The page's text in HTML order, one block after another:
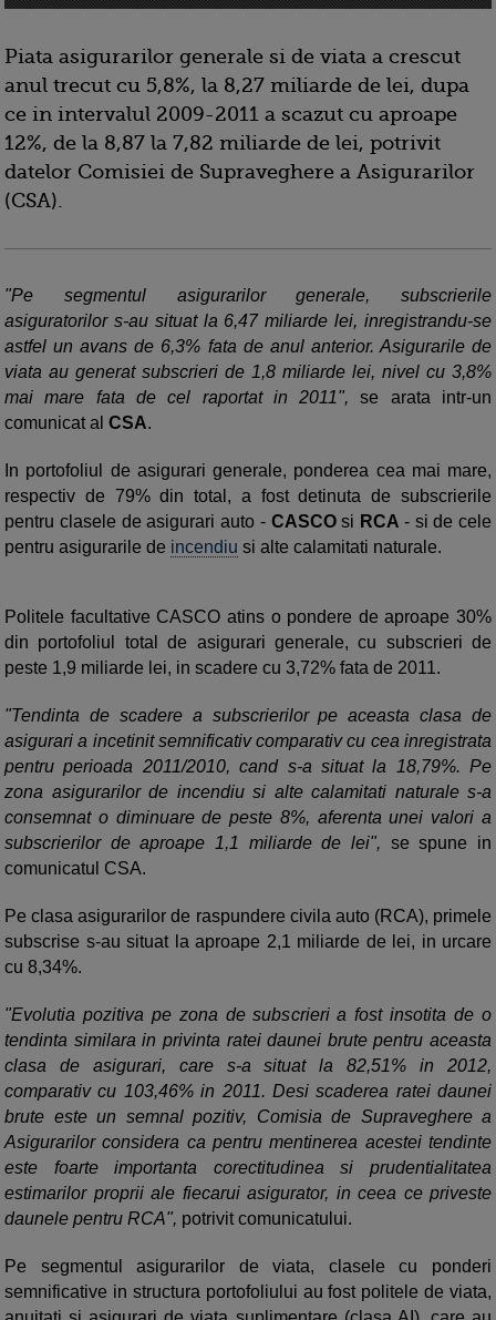
Piata asigurarilor generale si de viata a crescut
anul trecut cu 5,8%, la 8,27 miliarde de lei, dupa
ce in intervalul 2009-2011 a scazut cu aproape
12%, de la 8,87 la 7,82 miliarde de lei, potrivit
datelor Comisiei de Supraveghere a Asigurarilor
(CSA).
"Pe segmentul asigurarilor generale, subscrierile
asiguratorilor s-au situat la 6,47 miliarde lei, inregistrandu-se
astfel un avans de 6,3% fata de anul anterior. Asigurarile de
viata au generat subscrieri de 1,8 miliarde lei, nivel cu 3,8%
mai mare fata de cel raportat in 2011",se arata intr-un
comunicat al CSA.
In portofoliul de asigurari generale, ponderea cea mai mare,
respectiv de 79% din total, a fost detinuta de subscrierile
pentru clasele de asigurari auto - CASCOsi RCA - si de cele
pentru asigurarile de incendiu si alte calamitati naturale.
Politele facultative CASCO atins o pondere de aproape 30%
din portofoliul total de asigurari generale, cu subscrieri de
peste 1,9 miliarde lei, in scadere cu 3,72% fata de 2011.
"Tendinta de scadere a subscrierilor pe aceasta clasa de
asigurari a incetinit semnificativ comparativ cu cea inregistrata
pentru perioada 2011/2010, cand s-a situat la 18,79%. Pe
zona asigurarilor de incendiu si alte calamitati naturale s-a
consemnat o diminuare de peste 8%, aferenta unei valori a
subscrierilor de aproape 1,1 miliarde de lei", se spune in
comunicatul CSA.
Pe clasa asigurarilor de raspundere civila auto (RCA), primele
subscrise s-au situat la aproape 2,1 miliarde de lei, in urcare
cu 8,34%.
"Evolutia pozitiva pe zona de subscrieri a fost insotita de o
tendinta similara in privinta ratei daunei brute pentru aceasta
clasa de asigurari, care s-a situat la 82,51% in 2012,
comparativ cu 103,46% in 2011. Desi scaderea ratei daunei
brute este un semnal pozitiv, Comisia de Supraveghere a
Asigurarilor considera ca pentru mentinerea acestei tendinte
este foarte importanta corectitudinea si prudentialitatea
estimarilor proprii ale fiecarui asigurator, in ceea ce priveste
daunele pentru RCA", potrivit comunicatului.
Pe segmentul asigurarilor de viata, clasele cu ponderi
semnificative in structura portofoliului au fost politele de viata,